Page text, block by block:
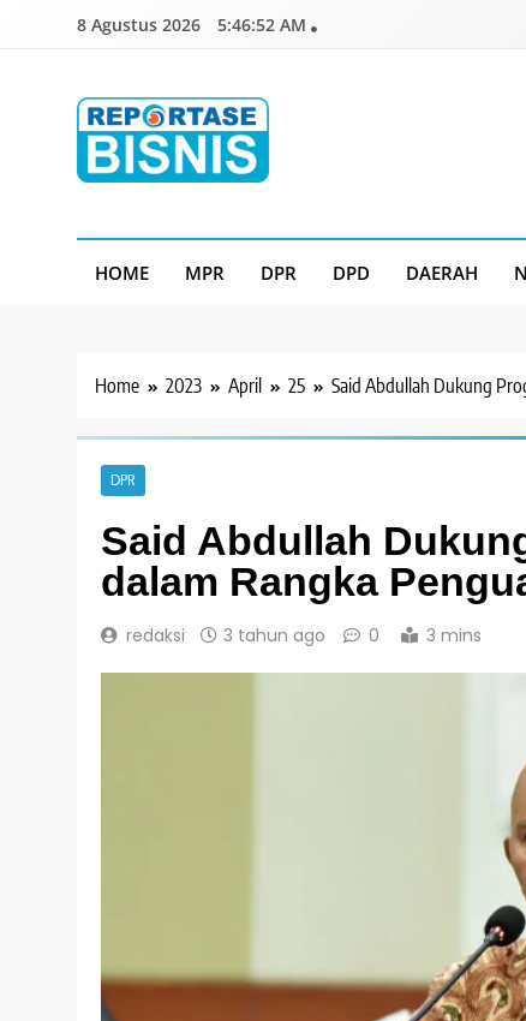
8 Agustus 2026 5:46:53 AM
HOME MPR DPR DPD DAERAH
Home 2023 April 25 Said Abdullah Dukung
DPR
Said Abdullah
dalam Rangka
redaksi 3 tahun ago 0 3 mins